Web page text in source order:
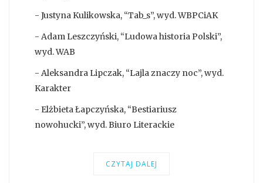
- Justyna Kulikowska, “Tab_s”, wyd. WBPCiAK
- Adam Leszczyński, “Ludowa historia Polski”,
wyd. WAB
- Aleksandra Lipczak, “Lajla znaczy noc”, wyd.
Karakter
- Elżbieta Łapczyńska, “Bestiariusz
nowohucki”, wyd. Biuro Literackie
CZYTAJ DALEJ